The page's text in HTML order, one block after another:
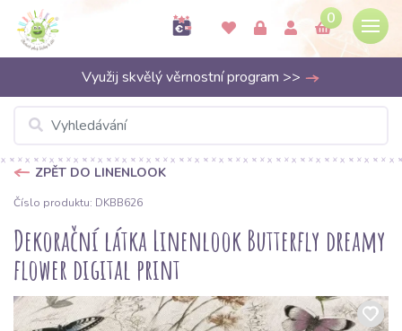
0
Využij skvělý věrnostní program >>
ZPĚT DO LINENLOOK
Číslo produktu: DKBB626
Dekorační látka Linenlook Butterfly dreamy
flower digital print